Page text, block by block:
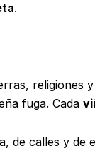
.
religiones
fuga. Cada
de calles y de